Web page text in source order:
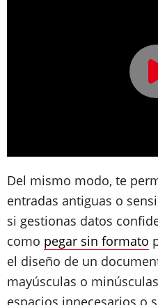
Del mismo modo, te
entradas antiguas o
si gestionas datos
como pegar sin formato
el diseño de un
mayúsculas o
espacios innecesarios o